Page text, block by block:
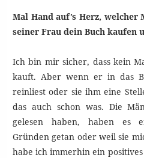
Mal Hand auf’s Herz, welcher
seiner Frau dein Buch kaufen
Ich bin mir sicher, dass kein
kauft. Aber wenn er in das
reinliest oder sie ihm eine
das auch schon was. Die
gelesen haben, haben es
Gründen getan oder weil sie
habe ich immerhin ein